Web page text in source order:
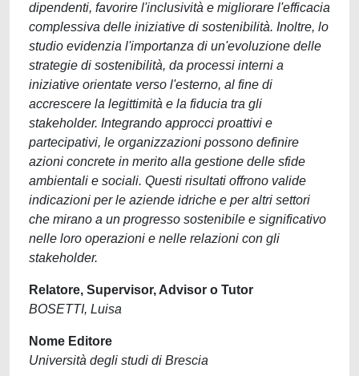
dipendenti, favorire l'inclusività e migliorare l'efficacia
complessiva delle iniziative di sostenibilità. Inoltre, lo
studio evidenzia l'importanza di un'evoluzione delle
strategie di sostenibilità, da processi interni a
iniziative orientate verso l'esterno, al fine di
accrescere la legittimità e la fiducia tra gli
stakeholder. Integrando approcci proattivi e
partecipativi, le organizzazioni possono definire
azioni concrete in merito alla gestione delle sfide
ambientali e sociali. Questi risultati offrono valide
indicazioni per le aziende idriche e per altri settori
che mirano a un progresso sostenibile e significativo
nelle loro operazioni e nelle relazioni con gli
stakeholder.
Relatore, Supervisor, Advisor o Tutor
BOSETTI, Luisa
Nome Editore
Università degli studi di Brescia